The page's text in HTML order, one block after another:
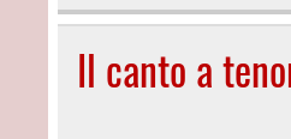
Il canto a